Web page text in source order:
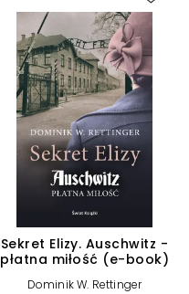
Sekret Elizy. Auschwitz -
płatna miłość (e-book)
Dominik W. Rettinger